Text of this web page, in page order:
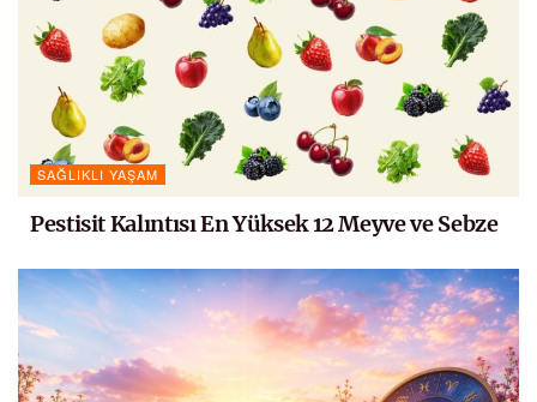
SAĞLIKLI YAŞAM
Pestisit Kalıntısı En Yüksek 12 Meyve ve Sebze